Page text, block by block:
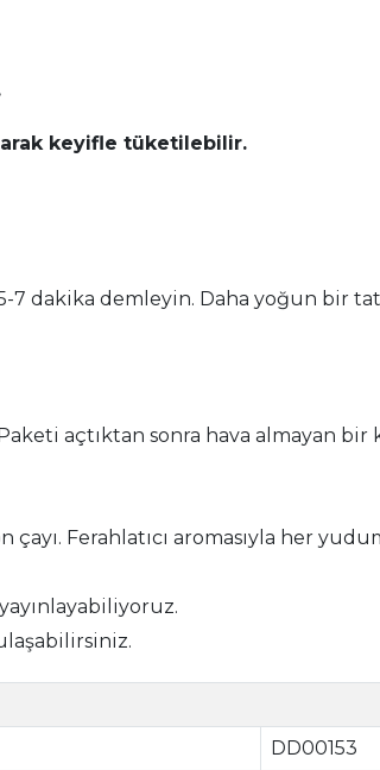
keyifle tüketilebilir.
7 dakika demleyin. Daha yoğun bir
açtıktan sonra hava almayan
Ferahlatıcı aromasıyla her
DD00153